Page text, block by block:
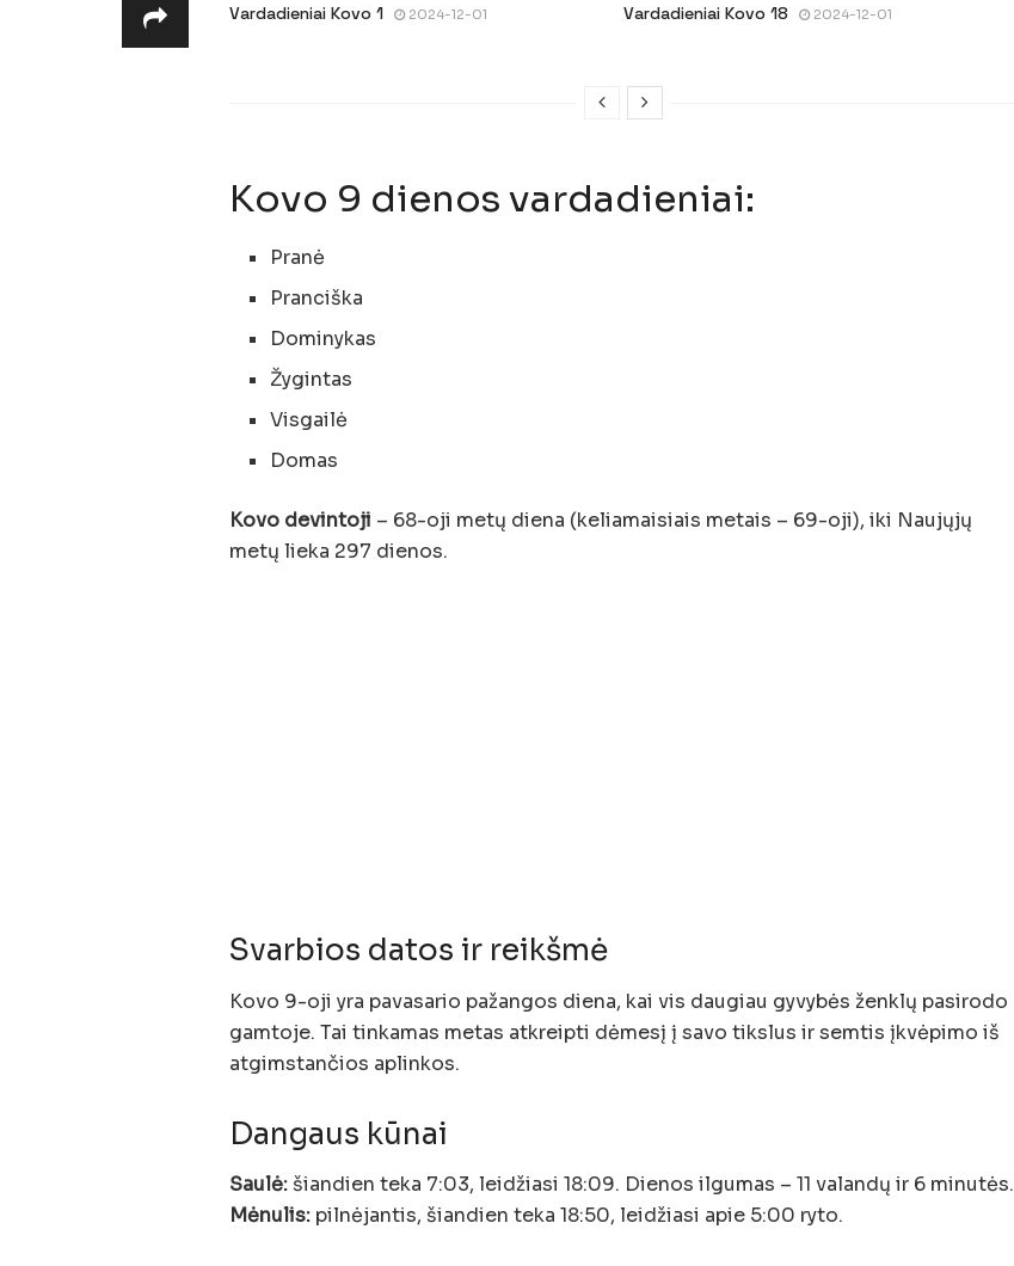
Vardadieniai Kovo 1 2024-12-01 Vardadieniai Kovo 18 2024-12-01
Kovo 9 dienos vardadieniai:
Pranė
Pranciška
Dominykas
Žygintas
Visgailė
Domas
Kovo devintoji – 68-oji metų diena (keliamaisiais metais – 69-oji), iki Naujųjų
metų lieka 297 dienos.
Svarbios datos ir reikšmė
Kovo 9-oji yra pavasario pažangos diena, kai vis daugiau gyvybės ženklų pasirodo
gamtoje. Tai tinkamas metas atkreipti dėmesį į savo tikslus ir semtis įkvėpimo iš
atgimstančios aplinkos.
Dangaus kūnai
Saulė: šiandien teka 7:03, leidžiasi 18:09. Dienos ilgumas – 11 valandų ir 6 minutės.
Mėnulis: pilnėjantis, šiandien teka 18:50, leidžiasi apie 5:00 ryto.